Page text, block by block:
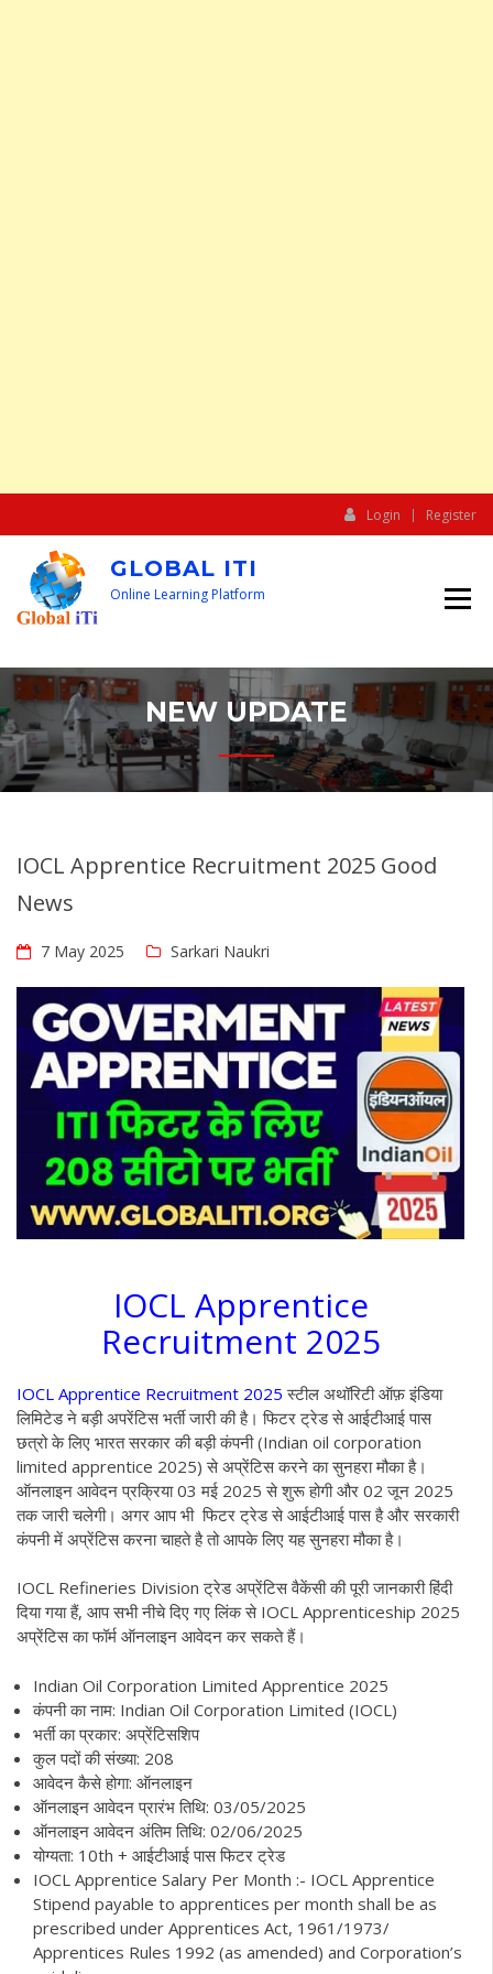
Login Register
GLOBAL ITI
Online Learning Platform
NEW UPDATE
IOCL Apprentice Recruitment 2025 Good
News
7 May 2025 Sarkari Naukri
IOCL Apprentice
Recruitment 2025
IOCL Apprentice Recruitment 2025स्टील अथॉरिटी ऑफ़ इंडिया
लिमिटेड ने बड़ी अपरेंटिस भर्ती जारी की है। फिटर ट्रेड से आईटीआई पास
छत्रो के लिए भारत सरकार की बड़ी कंपनी (Indian oil corporation
limited apprentice 2025) से अप्रेंटिस करने का सुनहरा मौका है।
ऑनलाइन आवेदन प्रक्रिया 03 मई 2025 से शुरू होगी और 02 जून 2025
तक जारी चलेगी। अगर आप भी फिटर ट्रेड से आईटीआई पास है और सरकारी
कंपनी में अप्रेंटिस करना चाहते है तो आपके लिए यह सुनहरा मौका है।
IOCL Refineries Division ट्रेड अप्रेंटिस वैकेंसी की पूरी जानकारी हिंदी
दिया गया हैं, आप सभी नीचे दिए गए लिंक से IOCL Apprenticeship 2025
अप्रेंटिस का फॉर्म ऑनलाइन आवेदन कर सकते हैं।
Indian Oil Corporation Limited Apprentice 2025
कंपनी का नाम: Indian Oil Corporation Limited (IOCL)
भर्ती का प्रकार: अप्रेंटिसशिप
कुल पदों की संख्या: 208
आवेदन कैसे होगा: ऑनलाइन
ऑनलाइन आवेदन प्रारंभ तिथि: 03/05/2025
ऑनलाइन आवेदन अंतिम तिथि: 02/06/2025
योग्यता: 10th + आईटीआई पास फिटर ट्रेड
IOCL Apprentice Salary Per Month :- IOCL Apprentice
Stipend payable to apprentices per month shall be as
prescribed under Apprentices Act, 1961/1973/
Apprentices Rules 1992 (as amended) and Corporation’s